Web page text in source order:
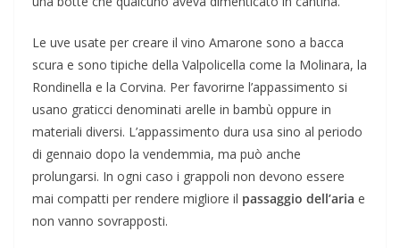
Le uve usate per creare il vino Amarone sono a bacca
scura e sono tipiche della Valpolicella come la Molinara, la
Rondinella e la Corvina. Per favorirne l’appassimento si
usano graticci denominati arelle in bambù oppure in
materiali diversi. L’appassimento dura usa sino al periodo
di gennaio dopo la vendemmia, ma può anche
prolungarsi. In ogni caso i grappoli non devono essere
mai compatti per rendere migliore il passaggio dell’aria e
non vanno sovrapposti.